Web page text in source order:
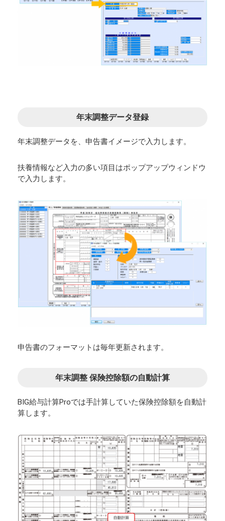
年末調整データ登録
年末調整データを、申告書イメージで入力します。
扶養情報など入力の多い項目はポップアップウィンドウ
で入力します。
申告書のフォーマットは毎年更新されます。
年末調整 保険控除額の自動計算
BIG給与計算Proでは手計算していた保険控除額を自動計
算します。